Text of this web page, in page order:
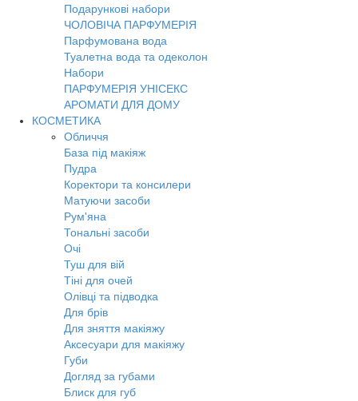
Подарункові набори
ЧОЛОВІЧА ПАРФУМЕРІЯ
Парфумована вода
Туалетна вода та одеколон
Набори
ПАРФУМЕРІЯ УНІСЕКС
АРОМАТИ ДЛЯ ДОМУ
КОСМЕТИКА
Обличчя
База під макіяж
Пудра
Коректори та консилери
Матуючи засоби
Рум'яна
Тональні засоби
Очі
Туш для вій
Тіні для очей
Олівці та підводка
Для брів
Для зняття макіяжу
Аксесуари для макіяжу
Губи
Догляд за губами
Блиск для губ